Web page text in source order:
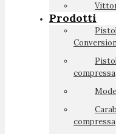
Prodotti
compressa
compressa